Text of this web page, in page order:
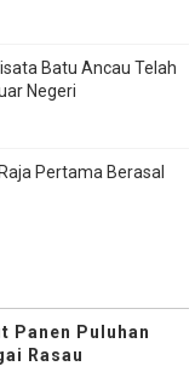
Batu Ancau Telah
Negeri
Pertama Berasal
Panen Puluhan
Rasau